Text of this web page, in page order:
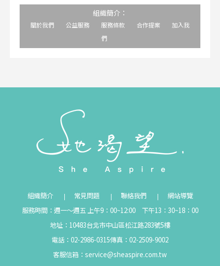
組織簡介：
關於我們 公益服務 服務條款 合作提案
加入我
們
組織簡介 常見問題 聯絡我們
網站導覽
服務時間：週一～週五 上午9：00~12:00 下午13：30~18：00
地址：10483台北市中山區松江路283號5樓
電話：02-2986-0315傳真：02-2509-9002
客服信箱： service@sheaspire.com.tw